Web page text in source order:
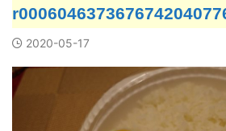
2020-05-17